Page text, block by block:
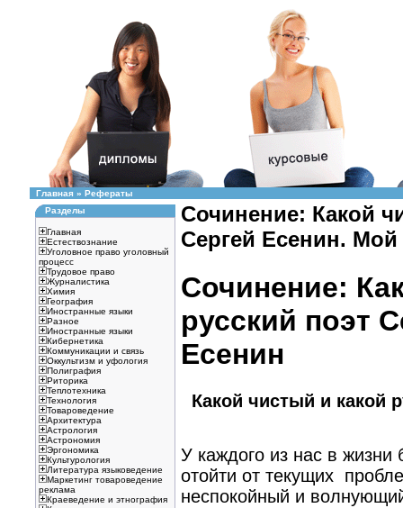
Главная » Рефераты
Разделы
Главная
Естествознание
Уголовное право уголовный
процесс
Трудовое право
Журналистика
Химия
География
Иностранные языки
Разное
Иностранные языки
Кибернетика
Коммуникации и связь
Оккультизм и уфология
Полиграфия
Риторика
Теплотехника
Технология
Товароведение
Архитектура
Астрология
Астрономия
Эргономика
Культурология
Литература языковедение
Маркетинг товароведение
реклама
Краеведение и этнография
Сочинение: Какой
Сергей Есенин.
Сочинение:
русский поэт
Есенин
Какой чистый и какой
У каждого из нас в жизни
отойти от текущих
неспокойный и